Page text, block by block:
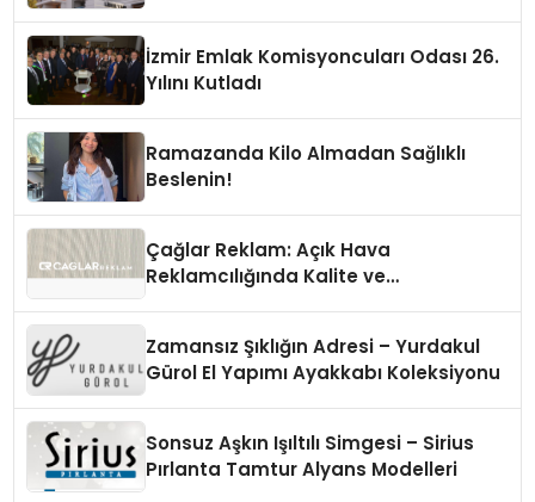
İzmir Emlak Komisyoncuları Odası 26.
Yılını Kutladı
Ramazanda Kilo Almadan Sağlıklı
Beslenin!
Çağlar Reklam: Açık Hava
Reklamcılığında Kalite ve
Zamansız Şıklığın Adresi – Yurdakul
Gürol El Yapımı Ayakkabı Koleksiyonu
Sonsuz Aşkın Işıltılı Simgesi – Sirius
Pırlanta Tamtur Alyans Modelleri